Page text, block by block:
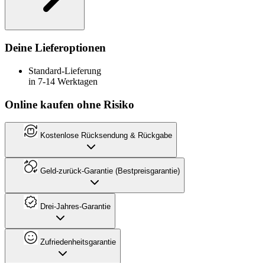
Deine Lieferoptionen
Standard-Lieferung
in 7-14 Werktagen
Online kaufen ohne Risiko
Kostenlose Rücksendung & Rückgabe
Geld-zurück-Garantie (Bestpreisgarantie)
Drei-Jahres-Garantie
Zufriedenheitsgarantie